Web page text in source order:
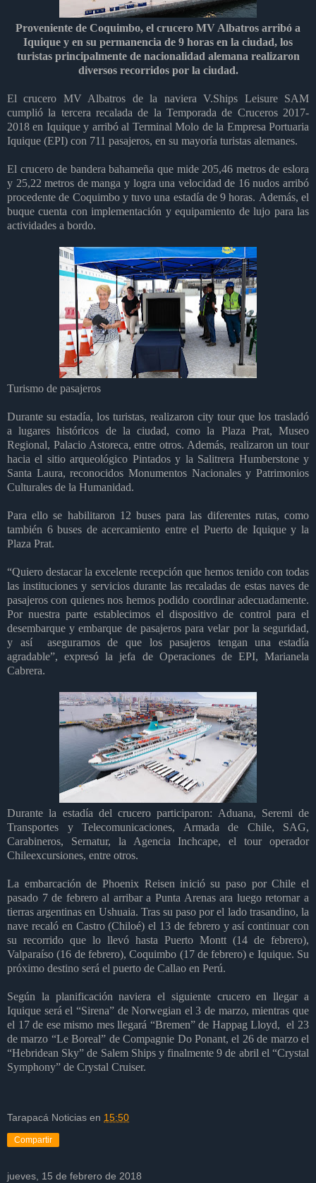
Proveniente de Coquimbo, el crucero MV Albatros arribó a
Iquique y en su permanencia de 9 horas en la ciudad, los
turistas principalmente de nacionalidad alemana realizaron
diversos recorridos por la ciudad.
El crucero MV Albatros de la naviera V.Ships Leisure SAM
cumplió la tercera recalada de la Temporada de Cruceros 2017-
2018 en Iquique y arribó al Terminal Molo de la Empresa Portuaria
Iquique (EPI) con 711 pasajeros, en su mayoría turistas alemanes.
El crucero de bandera bahameña que mide 205,46 metros de eslora
y 25,22 metros de manga y logra una velocidad de 16 nudos arribó
procedente de Coquimbo y tuvo una estadía de 9 horas. Además, el
buque cuenta con implementación y equipamiento de lujo para las
actividades a bordo.
Turismo de pasajeros
Durante su estadía, los turistas, realizaron city tour que los trasladó
a lugares históricos de la ciudad, como la Plaza Prat, Museo
Regional, Palacio Astoreca, entre otros. Además, realizaron un tour
hacia el sitio arqueológico Pintados y la Salitrera Humberstone y
Santa Laura, reconocidos Monumentos Nacionales y Patrimonios
Culturales de la Humanidad.
Para ello se habilitaron 12 buses para las diferentes rutas, como
también 6 buses de acercamiento entre el Puerto de Iquique y la
Plaza Prat.
“Quiero destacar la excelente recepción que hemos tenido con todas
las instituciones y servicios durante las recaladas de estas naves de
pasajeros con quienes nos hemos podido coordinar adecuadamente.
Por nuestra parte establecimos el dispositivo de control para el
desembarque y embarque de pasajeros para velar por la seguridad,
y así
asegurarnos de que los pasajeros tengan una estadía
agradable”, expresó la jefa de Operaciones de EPI, Marianela
Cabrera.
Durante la estadía del crucero participaron: Aduana, Seremi de
Transportes y Telecomunicaciones, Armada de Chile, SAG,
Carabineros, Sernatur, la Agencia Inchcape, el tour operador
Chileexcursiones, entre otros.
La embarcación de Phoenix Reisen inició su paso por Chile el
pasado 7 de febrero al arribar a Punta Arenas ara luego retornar a
tierras argentinas en Ushuaia. Tras su paso por el lado trasandino, la
nave recaló en Castro (Chiloé) el 13 de febrero y así continuar con
su recorrido que lo llevó hasta Puerto Montt (14 de febrero),
Valparaíso (16 de febrero), Coquimbo (17 de febrero) e Iquique. Su
próximo destino será el puerto de Callao en Perú.
Según la planificación naviera el siguiente crucero en llegar a
Iquique será el “Sirena” de Norwegian el 3 de marzo, mientras que
el 17 de ese mismo mes llegará “Bremen” de Happag Lloyd,
el 23
de marzo “Le Boreal” de Compagnie Do Ponant, el 26 de marzo el
“Hebridean Sky” de Salem Ships y finalmente 9 de abril el “Crystal
Symphony” de Crystal Cruiser.
Tarapacá Noticias en 15:50
Compartir
jueves, 15 de febrero de 2018